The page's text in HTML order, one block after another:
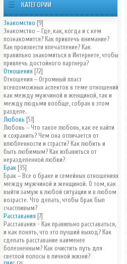
КАТЕГОРИИ
Знакомство [9]
Знакомство – Где, как, когда и с кем
познакомится? Как привлечь внимание?
Как произвести впечатление? Как
правильно знакомиться в Интернете, чтобы
привлечь достойного партнера?
Отношения [72]
Отношения – Огромный пласт
всевозможных аспектов в теме отношений
как между мужчиной и женщиной, так и
между людьми вообще, собран в этом
разделе.
Любовь [51]
Любовь – Что такое любовь, как ее найти
и сохранить? Чем она отличается от
влюбленности и страсти? Как любить и
быть любимым? Как избавиться от
неразделенной любви?
Брак [35]
Брак – Все о браке и семейных отношениях
между мужчиной и женщиной. О том, как
выйти замуж в любой ситуации и в любом
возрасте. Что делать, чтобы брак был
счастливым?
Расставания [7]
Расставания - Как правильно расставаться,
и как понять, что это лучший выход? Как
сделать расставание наименее
болезненным? Как очистить путь для
светлой полосы в личной жизни?